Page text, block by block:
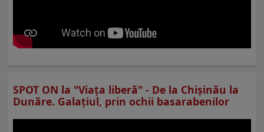
SPOT ON la "Viaţa liberă" - De la Chișinău la
Dunăre. Galațiul, prin ochii basarabenilor